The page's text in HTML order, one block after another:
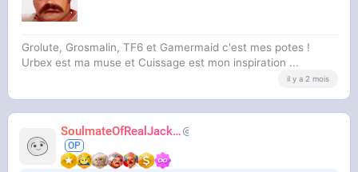
Grolute, Grosmalin, TF6 et Gamermaid c'est mes potes !
Urbex est ma muse et Cuissage est mon inspiration ...
il y a 2 mois
SoulmateOfRealJackie